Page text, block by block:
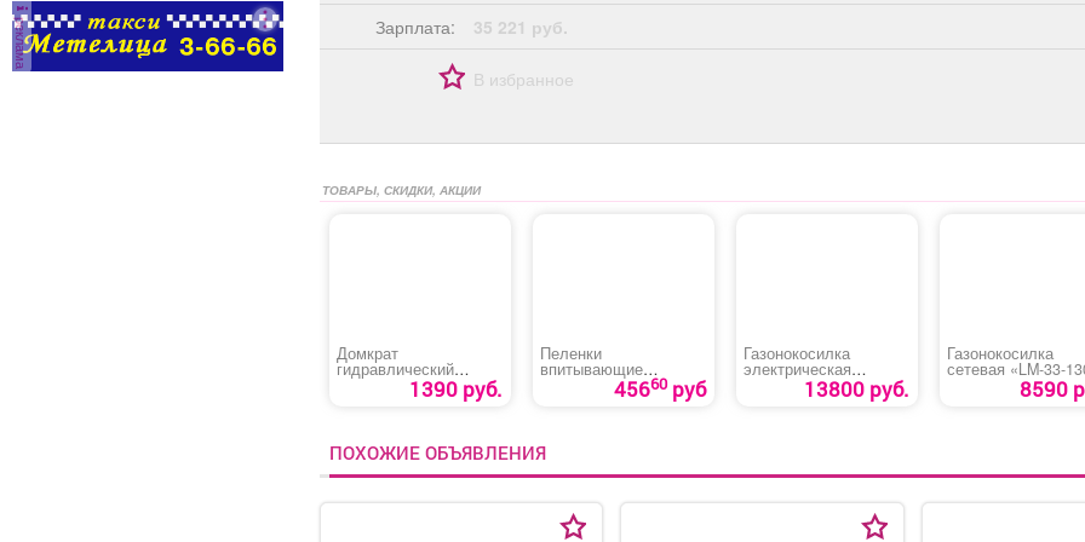
реклама
Зарплата:
35 221 руб.
В избранное
ТОВАРЫ, СКИДКИ, АКЦИИ
Домкрат
гидравлический
бутылочный «Startul
Auto 8018-02»1390 руб.
Пеленки
впитывающие
«Медлил» эконом
45660руб
Газонокосилка
электрическая
DENZEL GMC-1800
13800 руб.
Газонокосилка
сетевая «LM-33-
8590
ПОХОЖИЕ ОБЪЯВЛЕНИЯ